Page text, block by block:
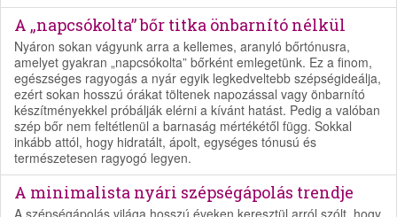
A „napcsókolta” bőr titka önbarnító nélkül
Nyáron sokan vágyunk arra a kellemes, aranyló bőrtónusra,
amelyet gyakran „napcsókolta” bőrként emlegetünk. Ez a finom,
egészséges ragyogás a nyár egyik legkedveltebb szépségideálja,
ezért sokan hosszú órákat töltenek napozással vagy önbarnító
készítményekkel próbálják elérni a kívánt hatást. Pedig a valóban
szép bőr nem feltétlenül a barnaság mértékétől függ. Sokkal
inkább attól, hogy hidratált, ápolt, egységes tónusú és
természetesen ragyogó legyen.
A minimalista nyári szépségápolás trendje
A szépségápolás világa hosszú éveken keresztül arról szólt, hogy